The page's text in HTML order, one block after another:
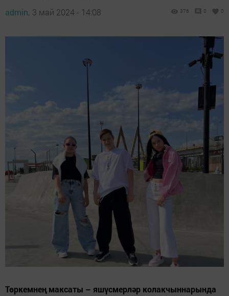
admin, 3 май 2024 - 14:08 376 0 0
Төркемнең максаты – яшүсмерләр колакчыннарында